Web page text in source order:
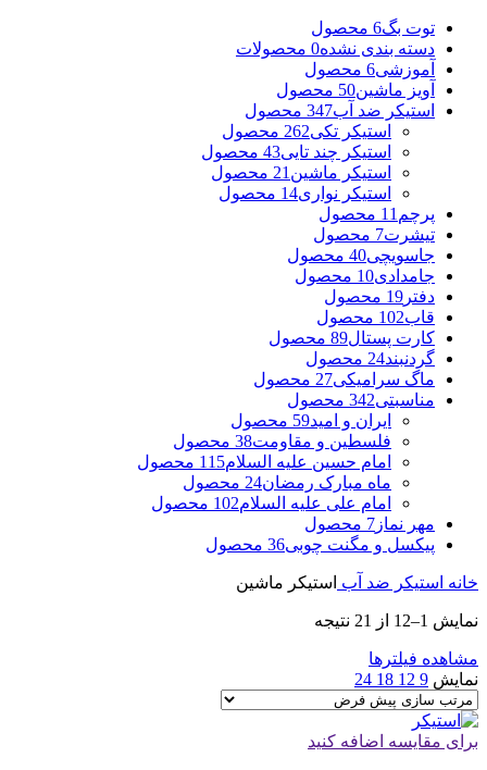
توت بگ6 محصول
دسته بندی نشده0 محصولات
آموزشی6 محصول
آویز ماشین50 محصول
استیکر ضد آب347 محصول
استیکر تکی262 محصول
استیکر چند تایی43 محصول
استیکر ماشین 21 محصول
استیکر نواری14 محصول
پرچم 11 محصول
تیشرت7 محصول
جاسویچی40 محصول
جامدادی10 محصول
دفتر 19 محصول
قاب102 محصول
کارت پستال89 محصول
گردنبند24 محصول
ماگ سرامیکی27 محصول
مناسبتی342 محصول
ایران و امید59 محصول
فلسطین و مقاومت38 محصول
امام حسین علیه السلام115 محصول
ماه مبارک رمضان24 محصول
امام علی علیه السلام102 محصول
مهر نماز 7 محصول
پیکسل و مگنت چوبی36 محصول
خانه استیکر ضد آب استیکر ماشین
نمایش 1–12 از 21 نتیجه
مشاهده فیلترها
نمایش 9
12
18
24
برای مقایسه اضافه کنید